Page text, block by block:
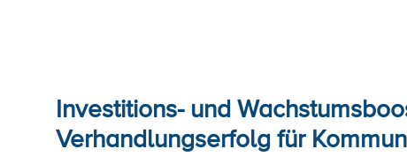
Investitions- und
Verhandlungserfolg für